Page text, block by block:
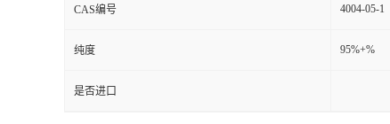
CAS编号 4004-05-1
纯度 95%+%
是否进口